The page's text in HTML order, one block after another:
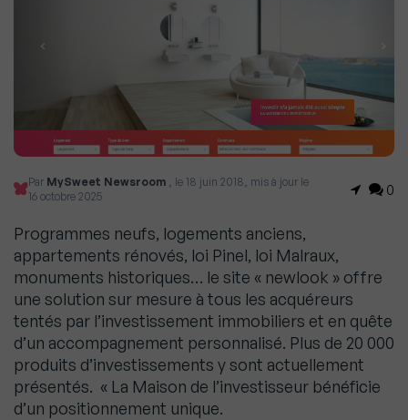
Par MySweet Newsroom , le 18 juin 2018, mis à jour le
16 octobre 2025
0
Programmes neufs, logements anciens,
appartements rénovés, loi Pinel, loi Malraux,
monuments historiques… le site « newlook » offre
une solution sur mesure à tous les acquéreurs
tentés par l’investissement immobiliers et en quête
d’un accompagnement personnalisé. Plus de 20 000
produits d’investissements y sont actuellement
présentés. « La Maison de l’investisseur bénéficie
d’un positionnement unique.